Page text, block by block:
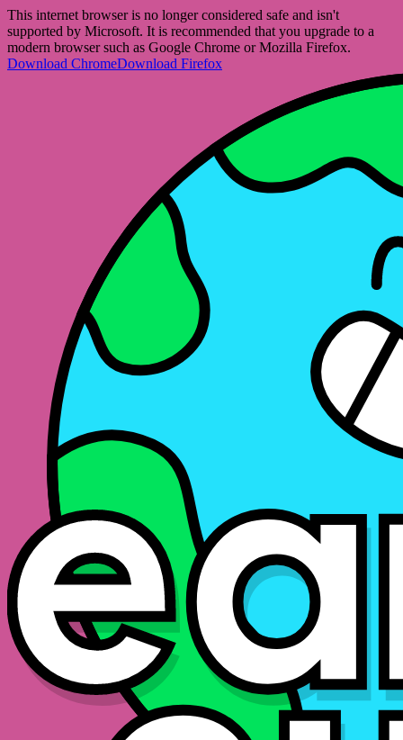
This internet browser is no longer considered safe and isn't
supported by Microsoft. It is recommended that you upgrade to a
modern browser such as Google Chrome or Mozilla Firefox.
Download ChromeDownload Firefox